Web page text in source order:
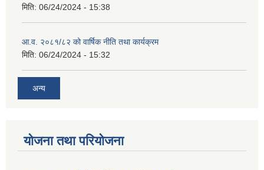
मिति: 06/24/2024 - 15:38
आ.व. २०८१/८२ को वार्षिक नीति तथा कार्यक्रम
मिति: 06/24/2024 - 15:32
अन्य
योजना तथा परियोजना